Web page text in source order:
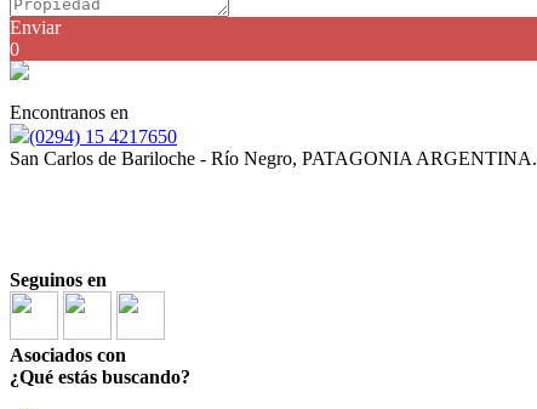
Enviar
0
Encontranos en
(0294) 15 4217650
San Carlos de Bariloche - Río Negro, PATAGONIA ARGENTINA.
Seguinos en
Asociados con
¿Qué estás buscando?